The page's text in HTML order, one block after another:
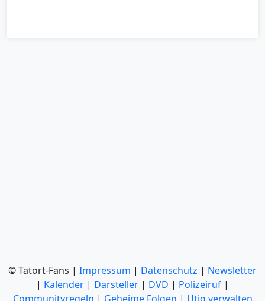
© Tatort-Fans | Impressum | Datenschutz | Newsletter
| Kalender | Darsteller | DVD | Polizeiruf |